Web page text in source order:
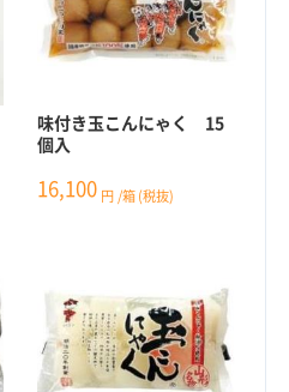
味付き玉こんにゃく 15
個入
16,100 円 /箱 (税抜)